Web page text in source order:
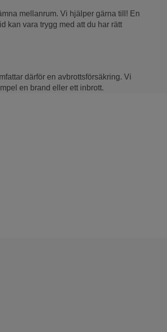
mellanrum. Vi hjälper gärna till! En
kan vara trygg med att du har rätt
därför en avbrotts­försäkring. Vi
en brand eller ett inbrott.